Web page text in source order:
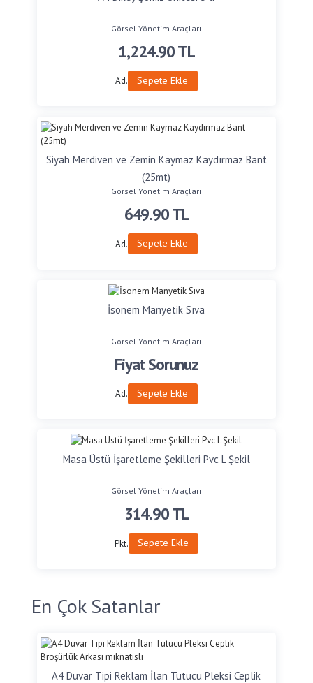
Görsel Yönetim Araçları
1,224.90TL
Ad. Sepete Ekle
Siyah Merdiven ve Zemin Kaymaz Kaydırmaz Bant
(25mt)
Görsel Yönetim Araçları
649.90TL
Ad. Sepete Ekle
İsonem Manyetik Sıva
Görsel Yönetim Araçları
Fiyat Sorunuz
Ad. Sepete Ekle
Masa Üstü İşaretleme Şekilleri Pvc L Şekil
Görsel Yönetim Araçları
314.90TL
Pkt. Sepete Ekle
En Çok Satanlar
A4 Duvar Tipi Reklam İlan Tutucu Pleksi Ceplik